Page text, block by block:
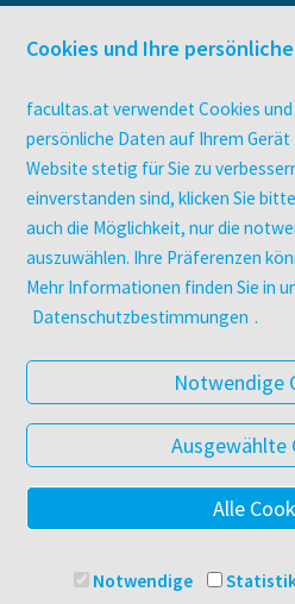
facultas
Druckerei
Digitale
Über
facultas
Datenschutz &
AGB
© 2025 Facultas Verlags-
Cookies und Ihre
facultas.at verwendet Cookies
persönliche Daten auf Ihrem Gerät
Website stetig für Sie zu
einverstanden sind, klicken Sie
auch die Möglichkeit, nur die
auszuwählen. Ihre Präferenzen
Mehr Informationen finden Sie in
Datenschutzbestimmungen .
Notwendige
Ausgewählte
Alle
Notwendige